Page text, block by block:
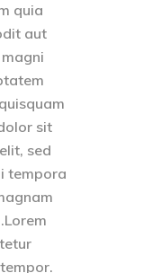
quia
aut
sit
sed
tempora